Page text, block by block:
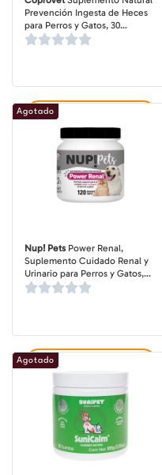
Prevención Ingesta de Heces
para Perros y Gatos, 30
capsulas
Agregar al carrito
Nup! PetsPower Renal,
Suplemento Cuidado Renal y
Urinario para Perros y Gatos,
en polvo, pote de 120 gr
Agotado
Agregar al carrito
Agotado